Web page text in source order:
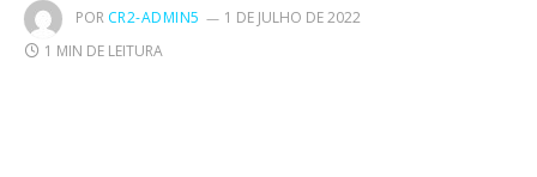
POR CR2-ADMIN5
1 DE JULHO DE 2022
1 MIN DE LEITURA